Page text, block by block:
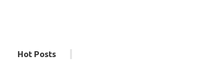
Hot Posts